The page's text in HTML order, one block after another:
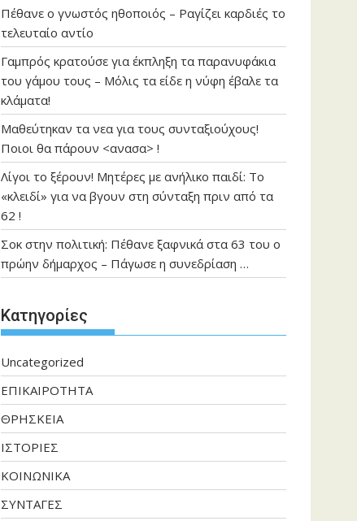
Πέθανε ο γνωστός ηθοποιός – Ραγίζει καρδιές το
τελευταίο αντίο
Γαμπρός κρατούσε για έκπληξη τα παρανυφάκια
του γάμου τους – Μόλις τα είδε η νύφη έβαλε τα
κλάματα!
Μαθεύτηκαν τα νεα για τους συνταξιούχους!
Ποιοι θα πάρουν <ανασα> !
Λίγοι το ξέρουν! Μητέρες με ανήλικο παιδί: Το
«κλειδί» για να βγουν στη σύνταξη πριν από τα
62 !
Σοκ στην πολιτική: Πέθανε ξαφνικά στα 63 του ο
πρώην δήμαρχος – Πάγωσε η συνεδρίαση …
Kατηγορίες
Uncategorized
ΕΠΙΚΑΙΡΟΤΗΤΑ
ΘΡΗΣΚΕΙΑ
ΙΣΤΟΡΙΕΣ
ΚΟΙΝΩΝΙΚΑ
ΣΥΝΤΑΓΕΣ